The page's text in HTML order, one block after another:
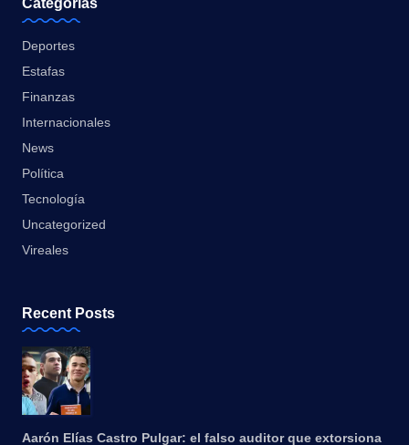
Categorias
Deportes
Estafas
Finanzas
Internacionales
News
Política
Tecnología
Uncategorized
Vireales
Recent Posts
Aarón Elías Castro Pulgar: el falso auditor que extorsiona